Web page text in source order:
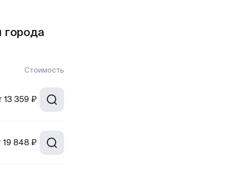
Стоимость
13 359 ₽
19 848 ₽